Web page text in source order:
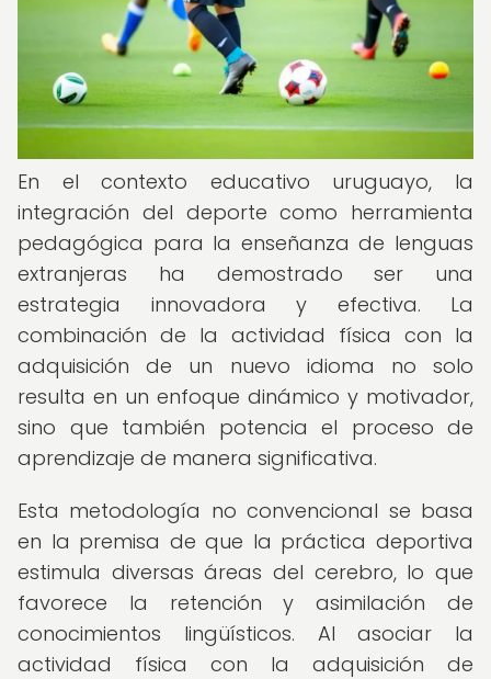
En el contexto educativo uruguayo, la
integración del deporte como herramienta
pedagógica para la enseñanza de lenguas
extranjeras ha demostrado ser una
estrategia innovadora y efectiva. La
combinación de la actividad física con la
adquisición de un nuevo idioma no solo
resulta en un enfoque dinámico y motivador,
sino que también potencia el proceso de
aprendizaje de manera significativa.
Esta metodología no convencional se basa
en la premisa de que la práctica deportiva
estimula diversas áreas del cerebro, lo que
favorece la retención y asimilación de
conocimientos lingüísticos. Al asociar la
actividad física con la adquisición de